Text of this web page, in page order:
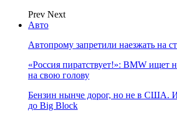
Prev Next
Авто
Автопрому запретили наезжать на
«Россия пиратствует!»: BMW ищет
на свою голову
Бензин нынче дорог, но не в США.
до Big Block